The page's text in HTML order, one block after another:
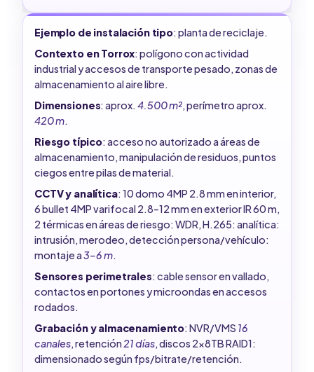
Ejemplo de instalación tipo: planta de reciclaje.
Contexto en Torrox: polígono con actividad
industrial y accesos de transporte pesado, zonas de
almacenamiento al aire libre.
Dimensiones: aprox.4.500 m², perímetro aprox.
420 m.
Riesgo típico: acceso no autorizado a áreas de
almacenamiento, manipulación de residuos, puntos
ciegos entre pilas de material.
CCTV y analítica: 10 domo 4MP 2.8 mm en interior,
6 bullet 4MP varifocal 2.8–12 mm en exterior IR 60 m,
2 térmicas en áreas de riesgo: WDR, H.265: analítica:
intrusión, merodeo, detección persona/vehículo:
montaje a3–6 m.
Sensores perimetrales: cable sensor en vallado,
contactos en portones y microondas en accesos
rodados.
Grabación y almacenamiento: NVR/VMS 16
canales, retención21 días, discos 2x8TB RAID1:
dimensionado según fps/bitrate/retención.